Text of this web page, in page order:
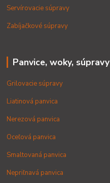
Servírovacie súpravy
Zabíjačkové súpravy
Panvice, woky, súpravy
Grilovacie súpravy
Liatinová panvica
Nerezová panvica
Oceľová panvica
Smaltovaná panvica
Nepriľnavá panvica